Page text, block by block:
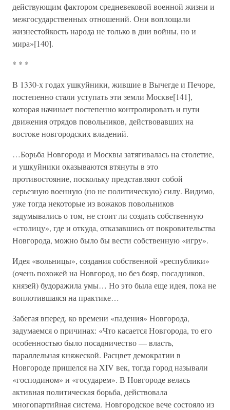
действующим фактором средневековой военной жизни и
межгосударственных отношений. Они воплощали
жизнестойкость народа не только в дни войны, но и
мира»[140].
* * *
В 1330-х годах ушкуйники, жившие в Вычегде и Печоре,
постепенно стали уступать эти земли Москве[141],
которая начинает постепенно контролировать и пути
движения отрядов повольников, действовавших на
востоке новгородских владений.
…Борьба Новгорода и Москвы затягивалась на столетие,
и ушкуйники оказываются втянуты в это
противостояние, поскольку представляют собой
серьезную военную (но не политическую) силу. Видимо,
уже тогда некоторые из вожаков повольников
задумывались о том, не стоит ли создать собственную
«столицу», где и откуда, отказавшись от покровительства
Новгорода, можно было бы вести собственную «игру».
Идея «вольницы», создания собственной «республики»
(очень похожей на Новгород, но без бояр, посадников,
князей) будоражила умы… Но это была еще идея, пока не
воплотившаяся на практике…
Забегая вперед, ко времени «падения» Новгорода,
задумаемся о причинах: «Что касается Новгорода, то его
особенностью было посадничество — власть,
параллельная княжеской. Расцвет демократии в
Новгороде пришелся на XIV век, тогда город называли
«господином» и «государем». В Новгороде велась
активная политическая борьба, действовала
многопартийная система. Новгородское вече состояло из